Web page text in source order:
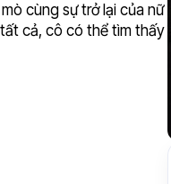
cùng sự trở lại của nữ
cả, cô có thể tìm thấy